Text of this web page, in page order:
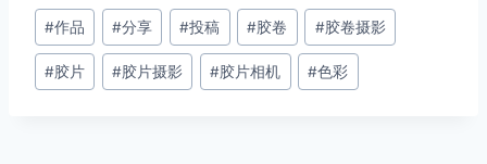
文
章
标
#作品 #分享 #投稿 #胶卷 #胶卷摄影
#胶片 #胶片摄影 #胶片相机 #色彩